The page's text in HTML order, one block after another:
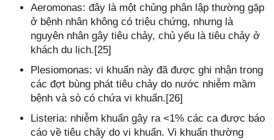
Aeromonas: đây là một chủng phân lập thường gặp
ở bệnh nhân không có triệu chứng, nhưng là
nguyên nhân gây tiêu chảy, chủ yếu là tiêu chảy ở
khách du lịch.[25]
Plesiomonas: vi khuẩn này đã được ghi nhận trong
các đợt bùng phát tiêu chảy do nước nhiễm mầm
bệnh và sò có chứa vi khuẩn.[26]
Listeria: nhiễm khuẩn gây ra <1% các ca được báo
cáo về tiêu chảy do vi khuẩn. Vi khuẩn thường